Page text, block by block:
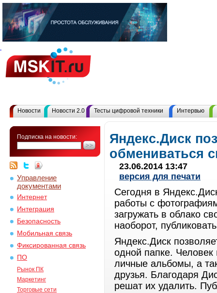
Новости Новости 2.0 Тесты цифровой техники Интервью
Подписка на новости:
Управление
документами
Интернет
Интеграция
Безопасность
Мобильная связь
Фиксированная связь
ПО
Рынок ПК
Маркетинг
Торговые сети
Яндекс.Диск
обмениваться
23.06.2014 13:47
версия для печати
Сегодня в
работы с
загружать в облако
наоборот,
Яндекс.Диск
одной папке. Человек
личные альбомы, а
друзья. Благодаря
решат их удалить.